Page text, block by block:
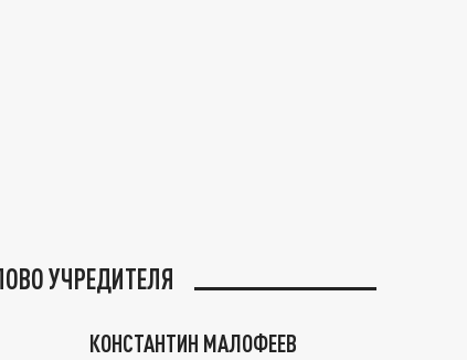
УЧРЕДИТЕЛЯ
КОНСТАНТИН МАЛОФЕЕВ